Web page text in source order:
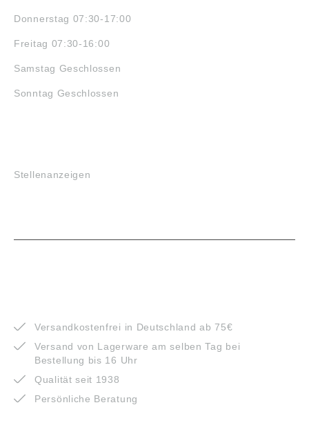
Donnerstag 07:30-17:00
Freitag 07:30-16:00
Samstag Geschlossen
Sonntag Geschlossen
Stellenanzeigen
Versandkostenfrei in Deutschland ab 75€
Versand von Lagerware am selben Tag bei
Bestellung bis 16 Uhr
Qualität seit 1938
Persönliche Beratung